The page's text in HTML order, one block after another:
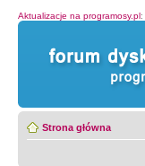
Aktualizacje na programosy.pl:
Strona główna